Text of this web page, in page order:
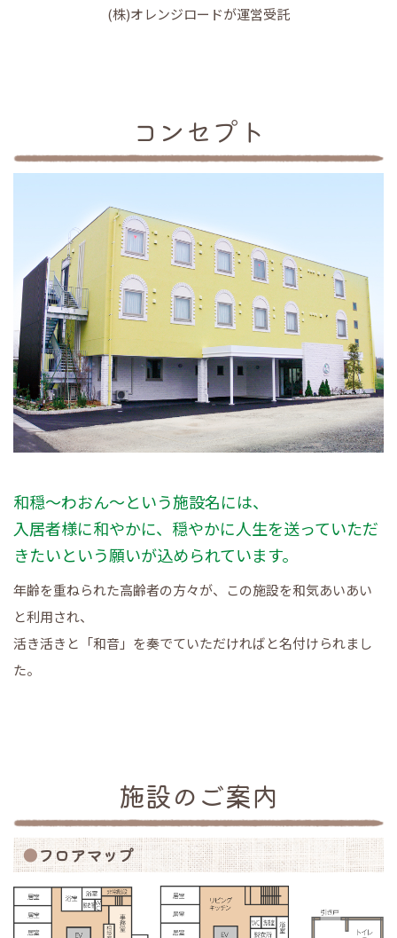
(株)オレンジロードが運営受託
コンセプト
和穏〜わおん〜という施設名には、
入居者様に和やかに、穏やかに人生を送っていただ
きたいという願いが込められています。
年齢を重ねられた高齢者の方々が、この施設を和気あいあい
と利用され、
活き活きと「和音」を奏でていただければと名付けられまし
た。
施設のご案内
フロアマップ